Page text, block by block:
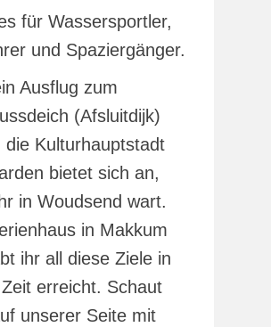
für Wassersportler,
und Spaziergänger.
Ausflug zum
(Afsluitdijk)
die Kulturhauptstadt
bietet sich an,
in Woudsend wart.
in Makkum
ihr all diese Ziele in
erreicht. Schaut
unserer Seite mit